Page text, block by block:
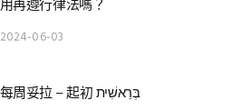
用再遵行律法嗎？
2024-06-03
每周妥拉 – 起初 בְּרֵאשִׁית